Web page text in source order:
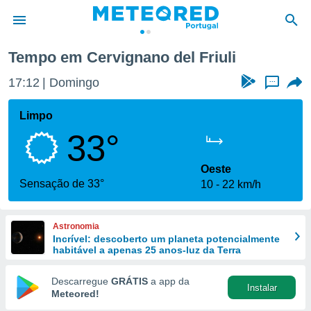
da
foi
fornecidas
a este
das
e
forma
digital
Tempo em Cervignano del Friuli
17:12 Domingo ...
Limpo
33°
Sensação de 33°
Oeste
10
22 km/h
Astronomia
Incrível: descoberto um planeta potencialmente
habitável a apenas 25 anos-luz da Terra
Descarregue GRÁTIS a app da
Meteored!
Instalar